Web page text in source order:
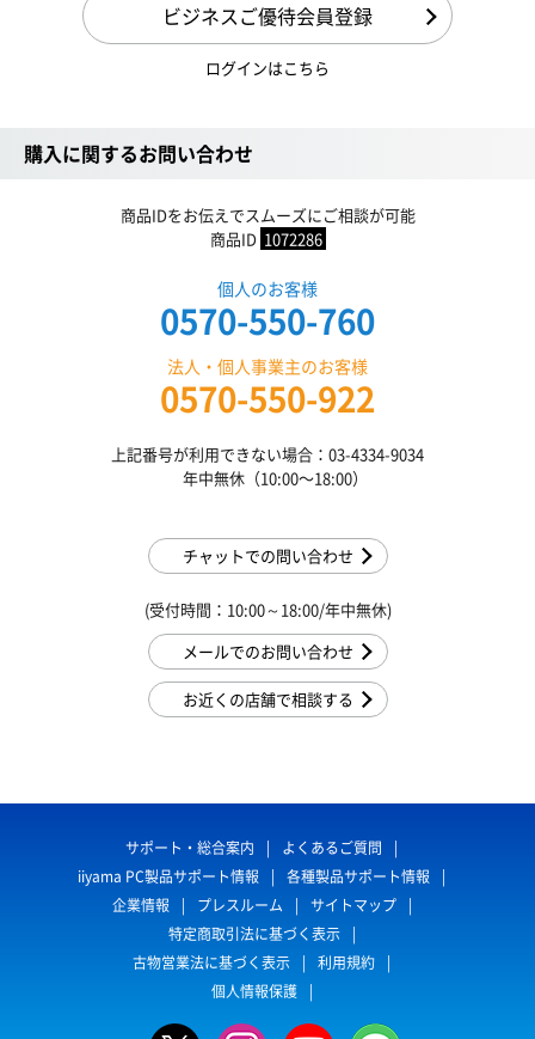
ビジネスご優待会員登録
ログインはこちら
購入に関するお問い合わせ
商品IDをお伝えでスムーズにご相談が可能
商品ID 1072286
個人のお客様
0570-550-760
法人・個人事業主のお客様
0570-550-922
上記番号が利用できない場合：03-4334-9034
年中無休（10:00〜18:00）
チャットでの問い合わせ
(受付時間：10:00～18:00/年中無休)
メールでのお問い合わせ
お近くの店舗で相談する
サポート・総合案内
よくあるご質問
iiyama PC製品サポート情報
各種製品サポート情報
企業情報
プレスルーム
サイトマップ
特定商取引法に基づく表示
古物営業法に基づく表示
利用規約
個人情報保護